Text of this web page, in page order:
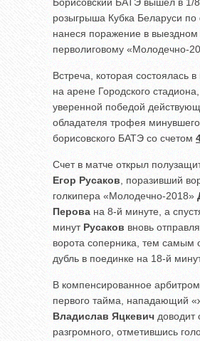
розыгрыша Кубка Беларуси по
нанеся поражение в выездном
перволиговому «Молодечно-
Встреча, которая состоялась
на арене Городского
уверенной победой
обладателя трофея минувшего
борисовского БАТЭ со счетом
Счет в матче открыл
Егор Русаков , поразивший
голкипера «Молодечно-2018»
Перова на 8-й минуте, а
минутРусаков вновь
ворота соперника, тем
дубль в поединке на 18-й
В компенсированное
первого тайма, нападающий
Владислав Яцкевич доводит
разгромного, отметившись